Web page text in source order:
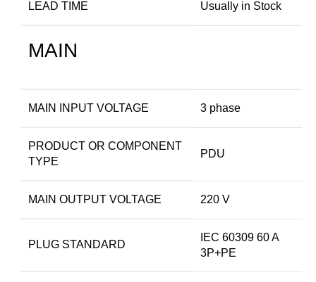
LEAD TIME Usually in Stock
MAIN
MAIN INPUT VOLTAGE 3 phase
PRODUCT OR COMPONENT
TYPE
PDU
MAIN OUTPUT VOLTAGE 220 V
PLUG STANDARD
IEC 60309 60 A
3P+PE